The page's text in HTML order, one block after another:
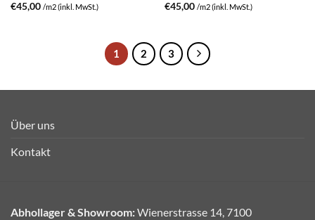
€45,00 /m2 (inkl. MwSt.)
€45,00 /m2 (inkl. MwSt.)
1 2 3
Über uns
Kontakt
Abhollager & Showroom:Wienerstrasse 14, 7100